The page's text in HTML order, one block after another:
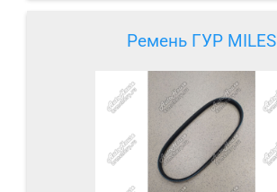
Ремень ГУР MILES